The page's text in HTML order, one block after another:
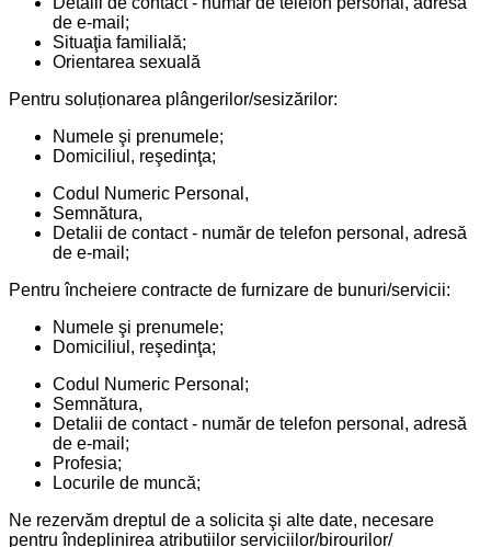
de e-mail;
Situaţia familială;
Orientarea sexuală
Pentru soluționarea plângerilor/sesizărilor:
Numele şi prenumele;
Domiciliul, reşedinţa;
Codul Numeric Personal,
Semnătura,
Detalii de contact - număr de telefon personal, adresă
de e-mail;
Pentru încheiere contracte de furnizare de bunuri/servicii:
Numele şi prenumele;
Domiciliul, reşedinţa;
Codul Numeric Personal;
Semnătura,
Detalii de contact - număr de telefon personal, adresă
de e-mail;
Profesia;
Locurile de muncă;
Ne rezervăm dreptul de a solicita şi alte date, necesare
pentru îndeplinirea atribuțiilor serviciilor/birourilor/